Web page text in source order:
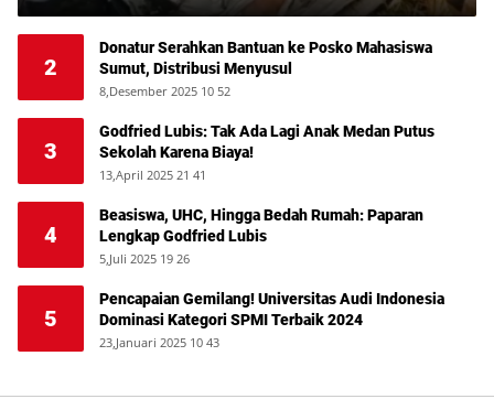
2
Donatur Serahkan Bantuan ke Posko Mahasiswa
Sumut, Distribusi Menyusul
8,Desember 2025 10 52
3
Godfried Lubis: Tak Ada Lagi Anak Medan Putus
Sekolah Karena Biaya!
13,April 2025 21 41
4
Beasiswa, UHC, Hingga Bedah Rumah: Paparan
Lengkap Godfried Lubis
5,Juli 2025 19 26
5
Pencapaian Gemilang! Universitas Audi Indonesia
Dominasi Kategori SPMI Terbaik 2024
23,Januari 2025 10 43